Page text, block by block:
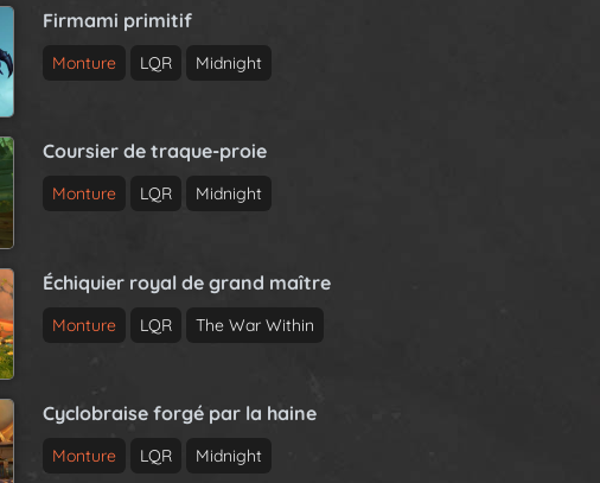
Firmami primitif
Monture LQR Midnight
Coursier de traque-proie
Monture LQR Midnight
Échiquier royal de grand maître
Monture LQR The War Within
Cyclobraise forgé par la haine
Monture LQR Midnight